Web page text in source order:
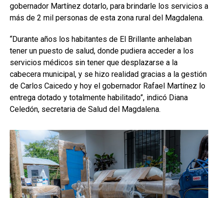
gobernador Martínez dotarlo, para brindarle los servicios a
más de 2 mil personas de esta zona rural del Magdalena.
“Durante años los habitantes de El Brillante anhelaban
tener un puesto de salud, donde pudiera acceder a los
servicios médicos sin tener que desplazarse a la
cabecera municipal, y se hizo realidad gracias a la gestión
de Carlos Caicedo y hoy el gobernador Rafael Martínez lo
entrega dotado y totalmente habilitado”, indicó Diana
Celedón, secretaria de Salud del Magdalena.